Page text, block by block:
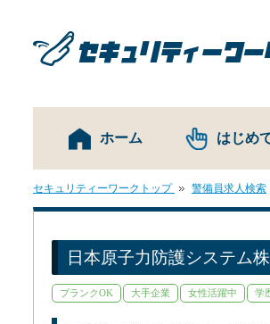
ホーム はじめ
セキュリティーワークトップ 警備員求人検索
日本原子力防護システム
ブランクOK 大手企業 女性活躍中 学